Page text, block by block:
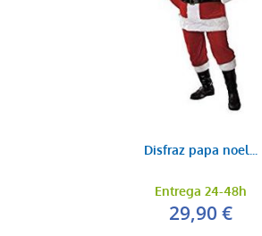
Disfraz papa noel...
Entrega 24-48h
29,90 €